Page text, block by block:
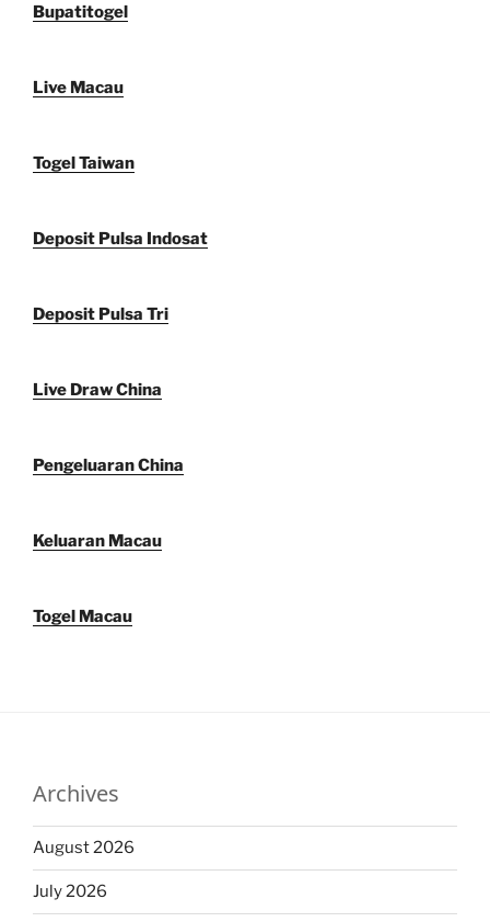
Bupatitogel
Live Macau
Togel Taiwan
Deposit Pulsa Indosat
Deposit Pulsa Tri
Live Draw China
Pengeluaran China
Keluaran Macau
Togel Macau
Archives
August 2026
July 2026